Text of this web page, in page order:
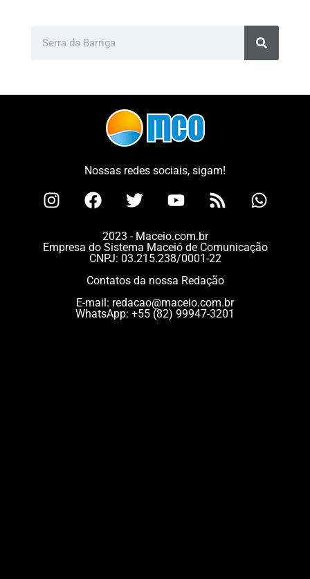
Nossas redes sociais, sigam!
2023 - Maceio.com.br
Empresa do Sistema Maceió de Comunicação
CNPJ: 03.215.238/0001-22
Contatos da nossa Redação
E-mail: redacao@maceio.com.br
WhatsApp: +55 (82) 99947-3201